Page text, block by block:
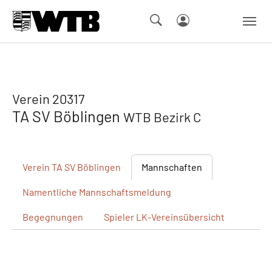
Verein 20317
TA SV Böblingen WTB Bezirk C
Verein TA SV Böblingen Mannschaften
Namentliche Mannschaftsmeldung
Begegnungen Spieler LK-Vereinsübersicht